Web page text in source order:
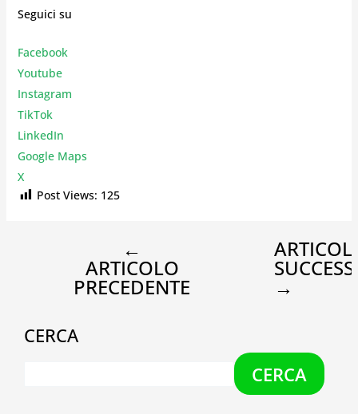
Seguici su
Facebook
Youtube
Instagram
TikTok
LinkedIn
Google Maps
X
Post Views: 125
←
ARTICOLO
PRECEDENTE →
CERCA
CERCA